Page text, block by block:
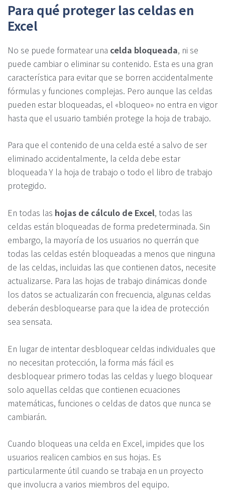
Para qué proteger las celdas en
Excel
No se puede formatear una celda bloqueada, ni se
puede cambiar o eliminar su contenido. Esta es una gran
característica para evitar que se borren accidentalmente
fórmulas y funciones complejas. Pero aunque las celdas
pueden estar bloqueadas, el «bloqueo» no entra en vigor
hasta que el usuario también protege la hoja de trabajo.
Para que el contenido de una celda esté a salvo de ser
eliminado accidentalmente, la celda debe estar
bloqueada Y la hoja de trabajo o todo el libro de trabajo
protegido.
En todas las hojas de cálculo de Excel, todas las
celdas están bloqueadas de forma predeterminada. Sin
embargo, la mayoría de los usuarios no querrán que
todas las celdas estén bloqueadas a menos que ninguna
de las celdas, incluidas las que contienen datos, necesite
actualizarse. Para las hojas de trabajo dinámicas donde
los datos se actualizarán con frecuencia, algunas celdas
deberán desbloquearse para que la idea de protección
sea sensata.
En lugar de intentar desbloquear celdas individuales que
no necesitan protección, la forma más fácil es
desbloquear primero todas las celdas y luego bloquear
solo aquellas celdas que contienen ecuaciones
matemáticas, funciones o celdas de datos que nunca se
cambiarán.
Cuando bloqueas una celda en Excel, impides que los
usuarios realicen cambios en sus hojas. Es
particularmente útil cuando se trabaja en un proyecto
que involucra a varios miembros del equipo.